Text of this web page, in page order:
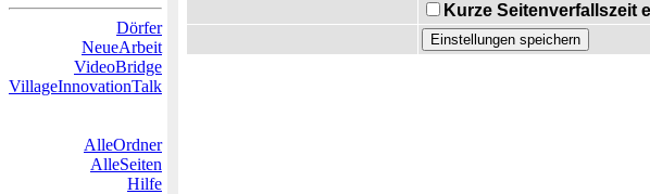
Dörfer
NeueArbeit
VideoBridge
VillageInnovationTalk
AlleOrdner
AlleSeiten
Hilfe
Kurze Seitenverfallszeit